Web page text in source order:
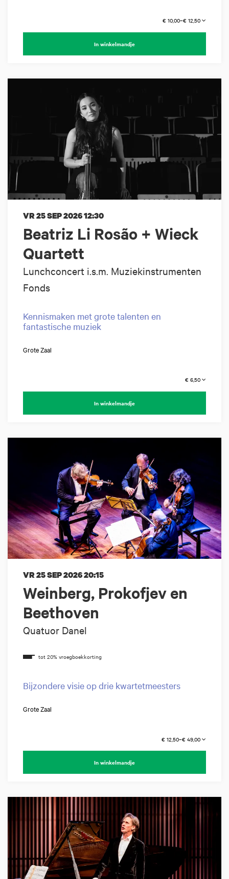
€ 10,00–€ 12,50
In winkelmandje
Beatriz Li Rosão + Wieck
Quartett
Lunchconcert i.s.m. Muziekinstrumenten
Fonds
VR 25 SEP 202612:30
Kennismaken met grote talenten en
fantastische muziek
Grote Zaal
€ 6,50
In winkelmandje
Weinberg, Prokofjev en
Beethoven
Quatuor Danel
VR 25 SEP 202620:15
Bijzondere visie op drie kwartetmeesters
Grote Zaal
€ 12,50–€ 49,00
In winkelmandje